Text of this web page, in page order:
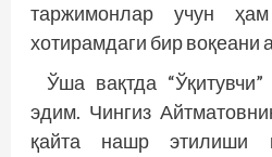
таржимонлар учун
хотирамдаги бир воқеани
Ўша вақтда
эдим. Чингиз
қайта нашр этилиши